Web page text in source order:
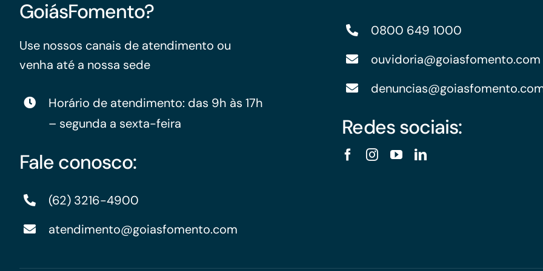
GoiásFomento?
Use nossos canais de atendimento ou
venha até a nossa sede
Horário de atendimento: das 9h às 17h
– segunda a sexta-feira
Fale conosco:
(62) 3216-4900
atendimento@goiasfomento.com
0800 649 1000
ouvidoria@goiasfomento.com
Redes sociais: